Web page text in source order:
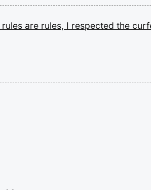
rules are rules, I respected the